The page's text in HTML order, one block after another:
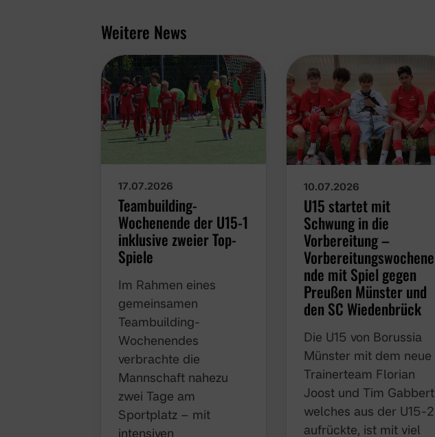
Weitere News
17.07.2026
Teambuilding-
Wochenende der U15-1
inklusive zweier Top-
Spiele
Im Rahmen eines
gemeinsamen
Teambuilding-
Wochenendes
verbrachte die
Mannschaft nahezu
zwei Tage am
Sportplatz – mit
intensiven
10.07.2026
U15 startet mit
Schwung in die
Vorbereitung –
Vorbereitungswochene
nde mit Spiel gegen
Preußen Münster und
den SC Wiedenbrück
Die U15 von Borussia
Münster mit dem neue
Trainerteam Florian
Joost und Tim Gabbert
welches aus der U15-2
aufrückte, ist mit viel